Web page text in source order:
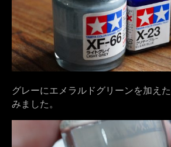
グレーにエメラルドグリーンを加え
みました。